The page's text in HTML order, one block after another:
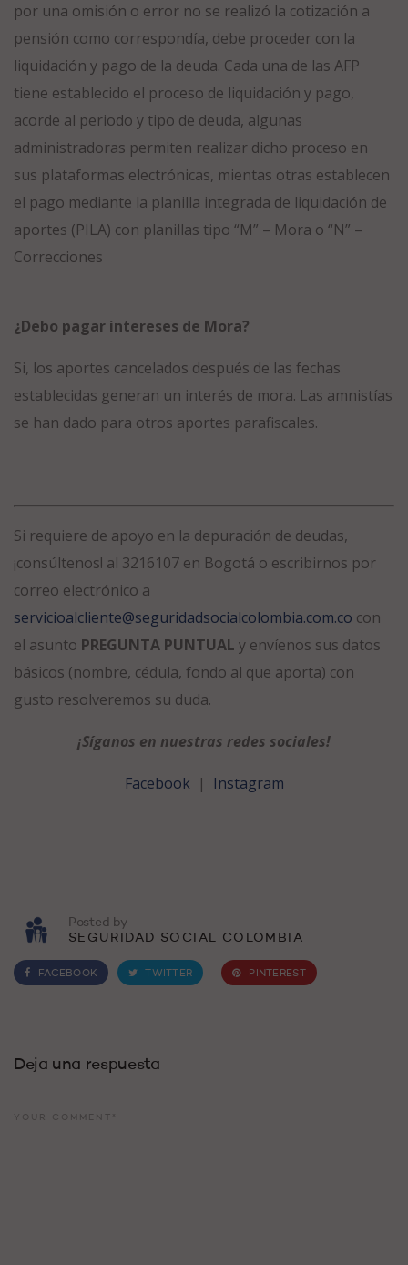
por una omisión o error no se realizó la cotización a
pensión como correspondía, debe proceder con la
liquidación y pago de la deuda. Cada una de las AFP
tiene establecido el proceso de liquidación y pago,
acorde al periodo y tipo de deuda, algunas
administradoras permiten realizar dicho proceso en
sus plataformas electrónicas, mientas otras establecen
el pago mediante la planilla integrada de liquidación de
aportes (PILA) con planillas tipo “M” – Mora o “N” –
Correcciones
¿Debo pagar intereses de Mora?
Si, los aportes cancelados después de las fechas
establecidas generan un interés de mora. Las amnistías
se han dado para otros aportes parafiscales.
Si requiere de apoyo en la depuración de deudas,
¡consúltenos! al 3216107 en Bogotá o escribirnos por
correo electrónico a
servicioalcliente@seguridadsocialcolombia.com.co con
el asunto PREGUNTA PUNTUAL y envíenos sus datos
básicos (nombre, cédula, fondo al que aporta) con
gusto resolveremos su duda.
¡Síganos en nuestras redes sociales!
Facebook| Instagram
Posted by
SEGURIDAD SOCIAL COLOMBIA
FACEBOOK TWITTER PINTEREST
Deja una respuesta
YOUR COMMENT*